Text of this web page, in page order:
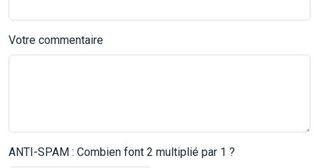
Votre commentaire
ANTI-SPAM : Combien font 2 multiplié par 1 ?